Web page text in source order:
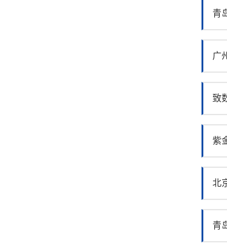
青
广
致
紫
北
青